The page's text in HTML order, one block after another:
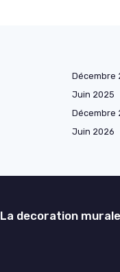
Décembre
Juin 2025
Décembre
Juin 2026
La decoration murale